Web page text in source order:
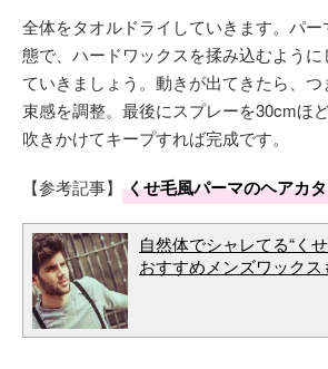
全体をタオルドライしていきます。パ
態で、ハードワックスを揉み込むよう
ていきましょう。動きが出てきたら、つ
束感を調整。最後にスプレーを30cmほ
吹きかけてキープすれば完成です。
【参考記事】 くせ毛風パーマのヘアカ
自然体でシャレてる“くせ
おすすめメンズワックス